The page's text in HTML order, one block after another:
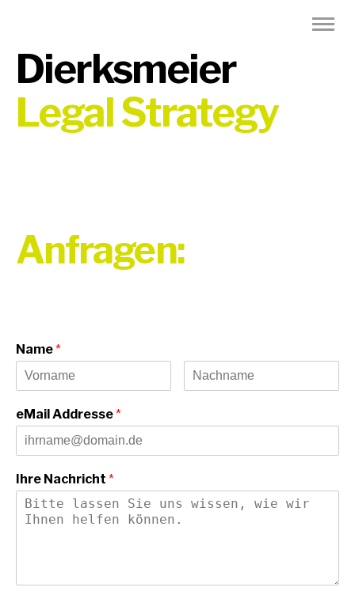
Dierksmeier
Legal Strategy
Anfragen:
Name*
eMail Addresse*
Ihre Nachricht *